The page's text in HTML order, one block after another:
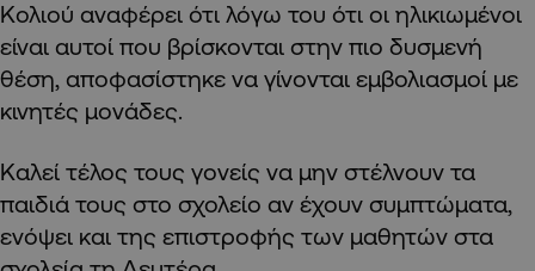
Κολιού αναφέρει ότι λόγω του ότι οι ηλικιωμένοι
είναι αυτοί που βρίσκονται στην πιο δυσμενή
θέση, αποφασίστηκε να γίνονται εμβολιασμοί με
κινητές μονάδες.
Καλεί τέλος τους γονείς να μην στέλνουν τα
παιδιά τους στο σχολείο αν έχουν συμπτώματα,
ενόψει και της επιστροφής των μαθητών στα